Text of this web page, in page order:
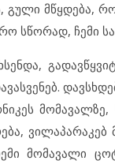
მწყდება,
სწორად, ჩემი
მომავალზე,
ვილაპარაკებ
მომავალი